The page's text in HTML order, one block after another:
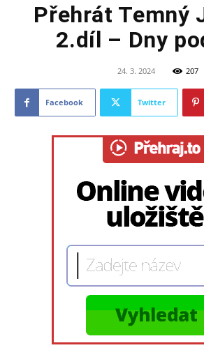
Přehrát Temný
2.díl – Dny
24. 3. 2024 207
Facebook Twitter